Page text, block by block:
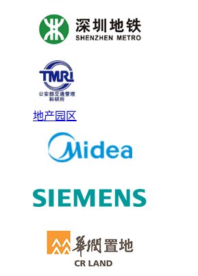
地产园区